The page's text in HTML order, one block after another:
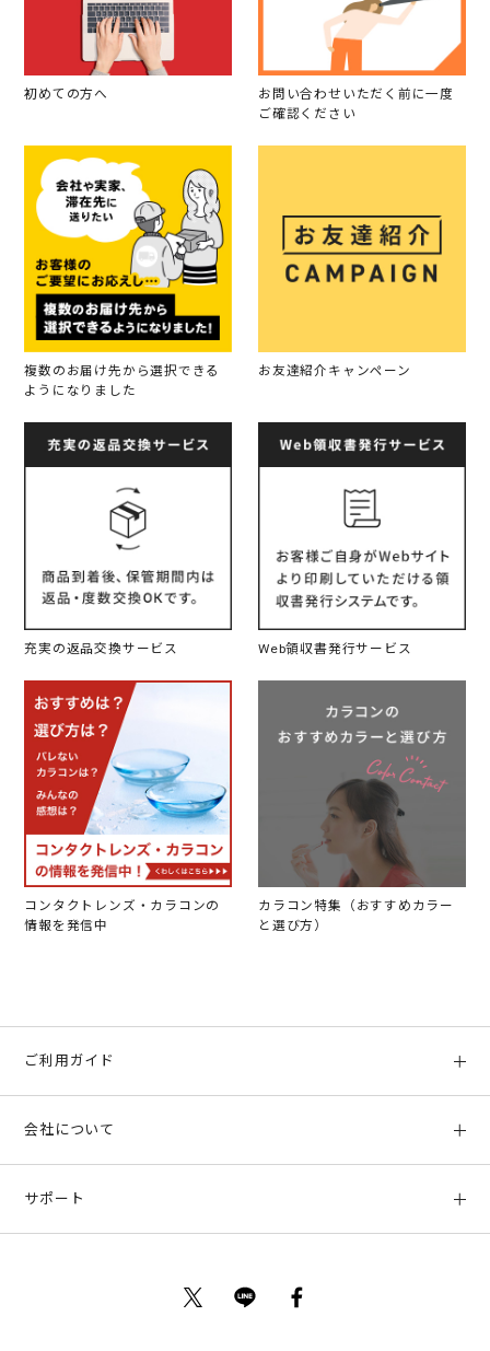
初めての方へ
お問い合わせいただく前に一度
ご確認ください
複数のお届け先から選択できる
ようになりました
お友達紹介キャンペーン
充実の返品交換サービス Web領収書発行サービス
コンタクトレンズ・カラコンの
情報を発信中
カラコン特集（おすすめカラー
と選び方）
ご利用ガイド
お支払い方法、配送について
返品について
会社について
サポート